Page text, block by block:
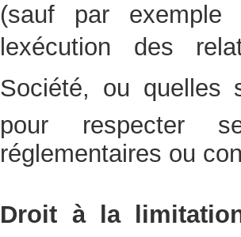
(sauf par
lexécution des
Société, ou
pour respecter
réglementaires ou
Droit à la